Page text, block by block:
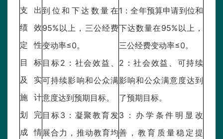
支出
绩效
定性
目标
及实
施计
划完
成情
到位和下达数量在
95%以上，三公经费
变动率≤0。
目标2：社会效益、
可持续影响和公众满
意度达到预期目标。
目标3：凝聚教育发
展合力，推动教育均
1：全年预算申请到位和
下达数量在95%以上，
三公经费变动率≤0。
2：社会效益、可持续
影响和公众满意度达到
了预期目标。
3：办学条件明显改
善，教育质量稳定提